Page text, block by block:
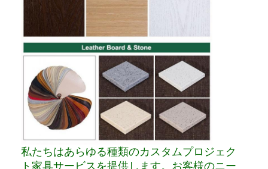
私たちはあらゆる種類のカスタムプロジェク
ト家具サービスを提供します。お客様のニー